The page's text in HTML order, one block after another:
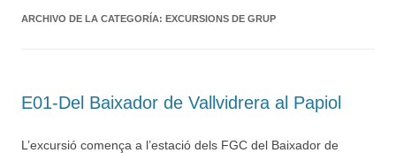
ARCHIVO DE LA CATEGORÍA: EXCURSIONS DE GRUP
E01-Del Baixador de Vallvidrera al Papiol
L’excursió comença a l’estació dels FGC del Baixador de